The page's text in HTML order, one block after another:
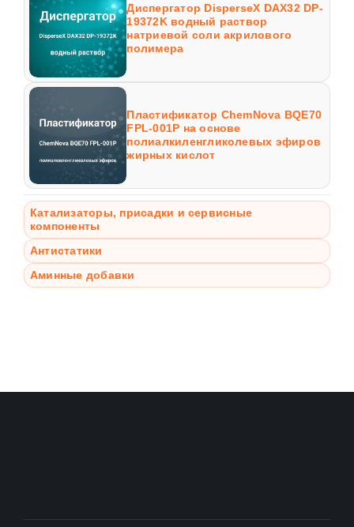
Диспергатор DisperseX DAX32 DP-
19372K водный раствор
натриевой соли акрилового
полимера
Пластификатор ChemNova BQE70
FPL-001P на основе
полиалкиленгликолевых эфиров
жирных кислот
Катализаторы, присадки и сервисные
компоненты
Антистатики
Аминные добавки